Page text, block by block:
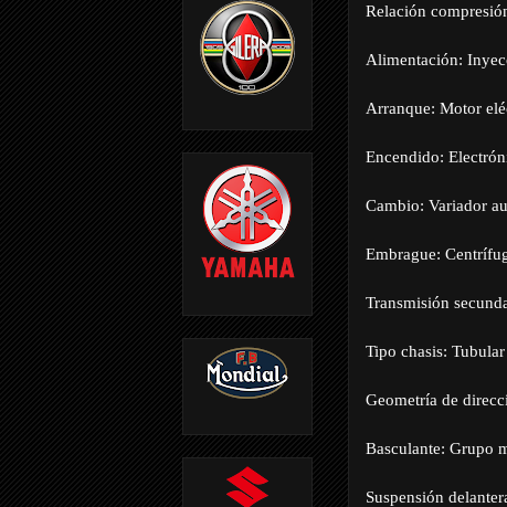
Relación
Alimentación:
Arranque: Motor
Encendido:
Cambio: Variador
Embrague:
Transmisión
Tipo chasis:
Geometría de
Basculante: Grupo
Suspensión